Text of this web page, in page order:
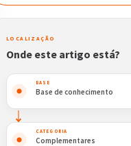
LOCALIZAÇÃO
Onde este artigo está?
Base de conhecimento
Complementares